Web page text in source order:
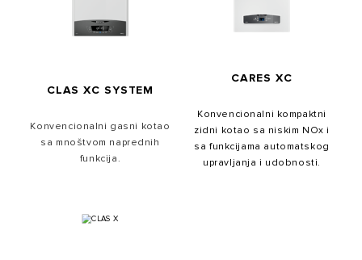
CLAS XC SYSTEM
Konvencionalni gasni kotao
sa mnoštvom naprednih
funkcija.
CARES XC
Konvencionalni kompaktni
zidni kotao sa niskim NOx i
sa funkcijama automatskog
upravljanja i udobnosti.